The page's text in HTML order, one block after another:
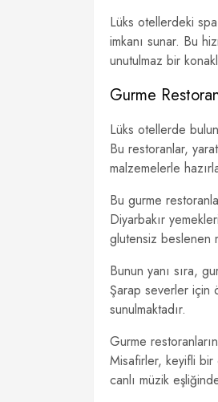
Lüks otellerdeki
imkanı sunar. Bu
unutulmaz bir
Gurme
Lüks otellerde
Bu restoranlar,
malzemelerle
Bu gurme
Diyarbakır
glutensiz beslenen
Bunun yanı sıra,
Şarap severler için
sunulmaktadır.
Gurme
Misafirler, keyifli bir
canlı müzik